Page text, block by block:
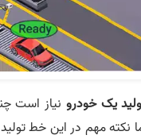
یک خودرو نیاز است
نکته مهم در این خط